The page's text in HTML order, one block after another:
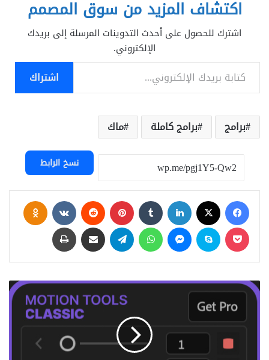
اكتشاف المزيد من سوق المصمم
اشترك للحصول على أحدث التدوينات المرسلة إلى بريدك
الإلكتروني.
كتابة بريدك الإلكتروني...
اشتراك
برامج برامج كاملة ماك
نسخ الرابط
فيسبوك لينكدإن بينتيريست
‫Pocket
سكايب ماسنجر واتساب تيلقرام مشاركة عبر البريد طباعة
تحميل
إضافة
افكت